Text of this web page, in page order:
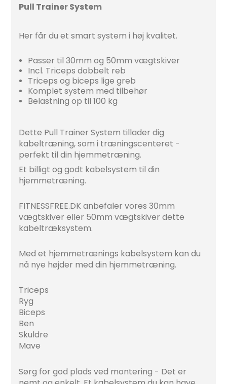
Pull Trainer System
Her får du et smart system i høj kvalitet.
Passer til 30mm og 50mm vægtskiver
Incl. Triceps dobbelt reb
Triceps og biceps lige greb
Komplet system med tilbehør
Belastning op til 100 kg
Dette Pull Trainer System tillader dig
kabeltræning, som i træningscenteret -
perfekt til din hjemmetræning.
Et billigt og godt kabelsystem til din
hjemmetræning.
FITNESSFREE.DK anbefaler vores 30mm
vægtskiver eller 50mm vægtskiver dette
kabeltræksystem.
Med et hjemmetrænings kabelsystem kan du
nå nye højder med din hjemmetræning.
Triceps
Ryg
Biceps
Ben
Skuldre
Mave
Sørg for god plads ved montering - Det er